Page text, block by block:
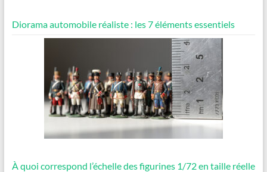
Diorama automobile réaliste : les 7 éléments essentiels
À quoi correspond l’échelle des figurines 1/72 en taille réelle